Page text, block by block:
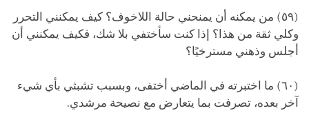
(٥٩) من يمكنه أن يمنحني حالة اللاخوف؟ كيف يمكنني التحرر
وكلي ثقة من هذا؟ إذا كنت سأختفي بلا شك، فكيف يمكنني أن
أجلس وذهني مسترخيًا؟
(٦٠) ما اختبرته في الماضي أختفى، وبسبب تشبثي بأي شيء
آخر بعده، تصرفت بما يتعارض مع نصيحة مرشدي.